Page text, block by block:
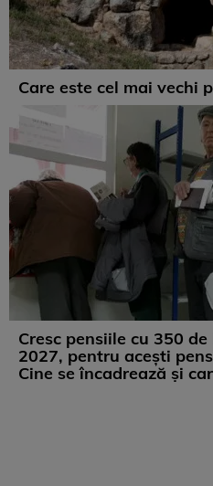
Care este cel mai vechi
Cresc pensiile cu 350
2027, pentru acești
Cine se încadrează și